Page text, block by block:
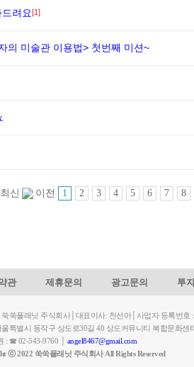
려요[1]
의 미술관 이용법> 첫번째 미션~
최신 이전 1 2 3 4 5 6 7 8
관 제휴문의 광고문의 투
쑥쑥플래닛 주식회사│대표이사: 천선아│사업자 등록번호
울특별시 동작구 상도로30길 40 상도커뮤니티 복합문화
: ☎ 02-543-9760 │ angel8467@gmail.com
ⓒ 2022 쑥쑥플래닛 주식회사 All Rights Reserved